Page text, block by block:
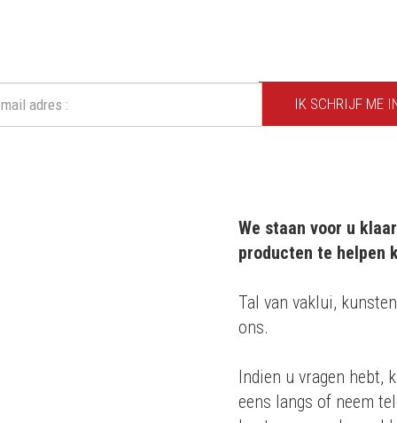
IK SCHRIJF ME
We staan voor u
producten te helpen
Tal van vaklui,
ons.
Indien u vragen hebt,
eens langs of neem